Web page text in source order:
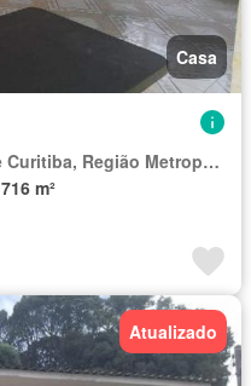
Casa
Região Geográfica Imediata de Curitiba, Região Metropolitana de Curitiba
716 m²
Atualizado